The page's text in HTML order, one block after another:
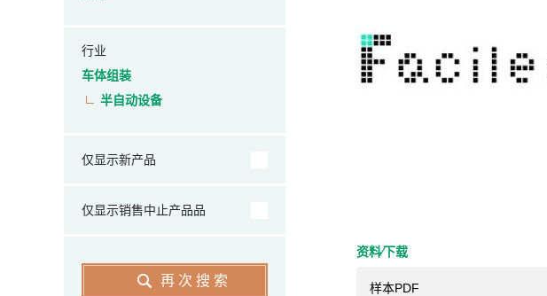
资料⁄下载
样本PDF
行业
车体组装
半自动设备
仅显示新产品
仅显示销售中止产品品
再次搜索